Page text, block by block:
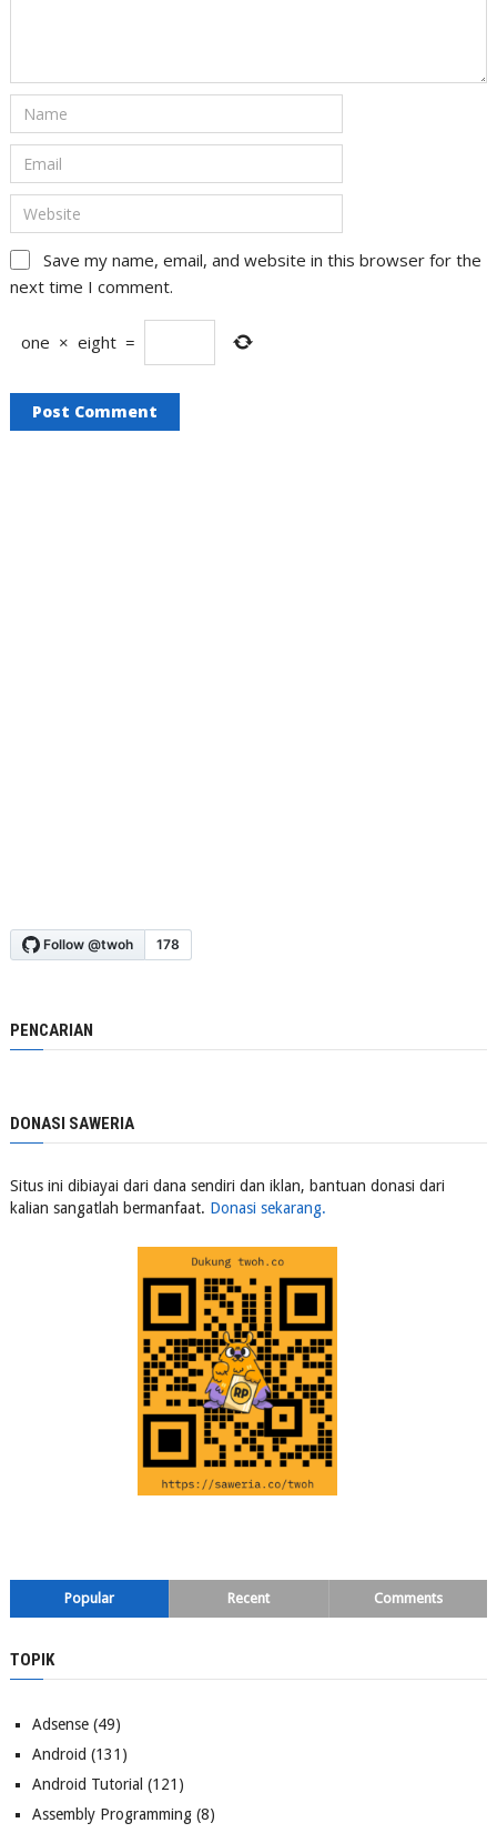
Save my name, email, and website in this browser for the
next time I comment.
one × eight =
PENCARIAN
DONASI SAWERIA
Situs ini dibiayai dari dana sendiri dan iklan, bantuan donasi dari
kalian sangatlah bermanfaat. Donasi sekarang.
Popular Recent Comments
TOPIK
Adsense(49)
Android (131)
Android Tutorial (121)
Assembly Programming(8)